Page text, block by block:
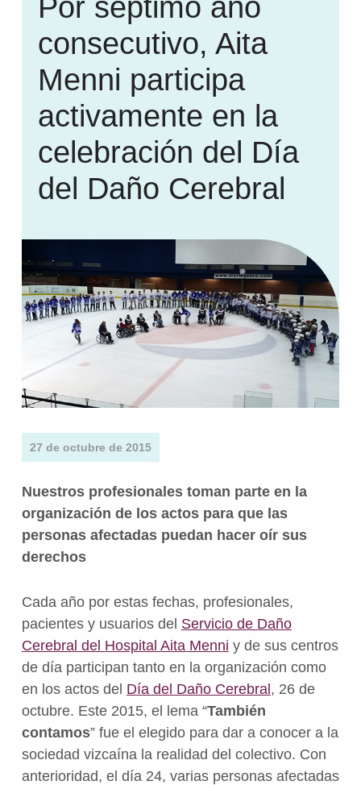
Por séptimo año
consecutivo, Aita
Menni participa
activamente en la
celebración del Día
del Daño Cerebral
27 de octubre de 2015
Nuestros profesionales toman parte en la
organización de los actos para que las
personas afectadas puedan hacer oír sus
derechos
Cada año por estas fechas, profesionales,
pacientes y usuarios del Servicio de Daño
Cerebral del Hospital Aita Menni y de sus centros
de día participan tanto en la organización como
en los actos del Día del Daño Cerebral, 26 de
octubre. Este 2015, el lema “También
contamos” fue el elegido para dar a conocer a la
sociedad vizcaína la realidad del colectivo. Con
anterioridad, el día 24, varias personas afectadas